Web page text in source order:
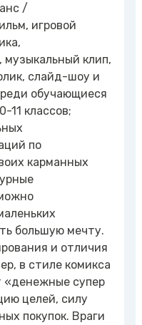
/
игровой
клип,
слайд-шоу и
обучающиеся
11 классов;
по
карманных
большую мечту.
и отличия
в стиле комикса
«денежные супер
целей, силу
покупок. Враги